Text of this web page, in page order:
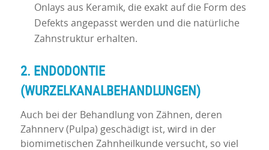
Onlays aus Keramik, die exakt auf die Form des
Defekts angepasst werden und die natürliche
Zahnstruktur erhalten.
2. ENDODONTIE
(WURZELKANALBEHANDLUNGEN)
Auch bei der Behandlung von Zähnen, deren
Zahnnerv (Pulpa) geschädigt ist, wird in der
biomimetischen Zahnheilkunde versucht, so viel